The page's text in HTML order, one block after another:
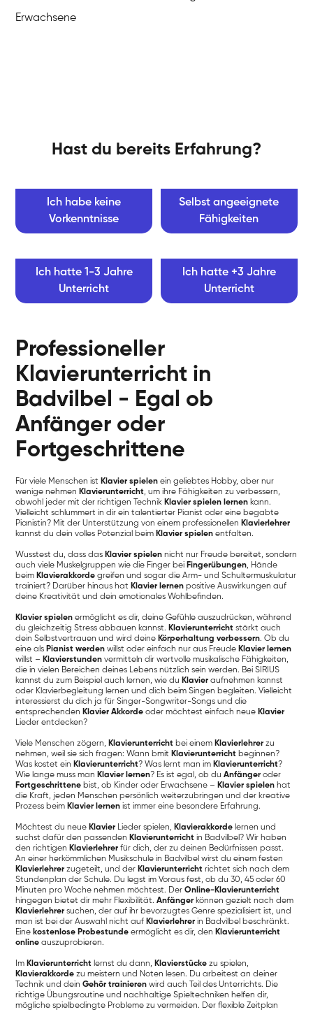
Erwachsene
Hast du bereits Erfahrung?
Ich habe keine
Vorkenntnisse
Selbst angeeignete
Fähigkeiten
Ich hatte 1-3 Jahre
Unterricht
Ich hatte +3 Jahre
Unterricht
Professioneller
Klavierunterricht in
Badvilbel - Egal ob
Anfänger oder
Fortgeschrittene
Für viele Menschen ist Klavier spielen ein geliebtes Hobby, aber nur
wenige nehmen Klavierunterricht, um ihre Fähigkeiten zu verbessern,
obwohl jeder mit der richtigen Technik Klavier spielen lernen kann.
Vielleicht schlummert in dir ein talentierter Pianist oder eine begabte
Pianistin? Mit der Unterstützung von einem professionellen Klavierlehrer
kannst du dein volles Potenzial beim Klavier spielen entfalten.
Wusstest du, dass das Klavier spielen nicht nur Freude bereitet, sondern
auch viele Muskelgruppen wie die Finger bei Fingerübungen, Hände
beim Klavierakkorde greifen und sogar die Arm- und Schultermuskulatur
trainiert? Darüber hinaus hat Klavier lernen positive Auswirkungen auf
deine Kreativität und dein emotionales Wohlbefinden.
Klavier spielen ermöglicht es dir, deine Gefühle auszudrücken, während
du gleichzeitig Stress abbauen kannst. Klavierunterricht stärkt auch
dein Selbstvertrauen und wird deine Körperhaltung verbessern. Ob du
eine als Pianist werden willst oder einfach nur aus Freude Klavier lernen
willst – Klavierstunden vermitteln dir wertvolle musikalische Fähigkeiten,
die in vielen Bereichen deines Lebens nützlich sein werden. Bei SIRIUS
kannst du zum Beispiel auch lernen, wie du Klavier aufnehmen kannst
oder Klavierbegleitung lernen und dich beim Singen begleiten. Vielleicht
interessierst du dich ja für Singer-Songwriter-Songs und die
entsprechenden Klavier Akkorde oder möchtest einfach neue Klavier
Lieder entdecken?
Viele Menschen zögern, Klavierunterricht bei einem Klavierlehrer zu
nehmen, weil sie sich fragen: Wann bmit Klavierunterricht beginnen?
Was kostet ein Klavierunterricht? Was lernt man im Klavierunterricht?
Wie lange muss man Klavier lernen? Es ist egal, ob duAnfänger oder
Fortgeschrittene bist, ob Kinder oder Erwachsene – Klavier spielen hat
die Kraft, jeden Menschen persönlich weiterzubringen und der kreative
Prozess beim Klavier lernen ist immer eine besondere Erfahrung.
Möchtest du neue Klavier Lieder spielen, Klavierakkorde lernen und
suchst dafür den passenden Klavierunterricht in Badvilbel? Wir haben
den richtigen Klavierlehrer für dich, der zu deinen Bedürfnissen passt.
An einer herkömmlichen Musikschule in Badvilbel wirst du einem festen
Klavierlehrer zugeteilt, und der Klavierunterricht richtet sich nach dem
Stundenplan der Schule. Du legst im Voraus fest, ob du 30, 45 oder 60
Minuten pro Woche nehmen möchtest. DerOnline-Klavierunterricht
hingegen bietet dir mehr Flexibilität.Anfänger können gezielt nach dem
Klavierlehrer suchen, der auf ihr bevorzugtes Genre spezialisiert ist, und
man ist bei der Auswahl nicht auf Klavierlehrer in Badvilbel beschränkt.
Eine kostenlose Probestunde ermöglicht es dir, den Klavierunterricht
online auszuprobieren.
Im Klavierunterricht lernst du dann, Klavierstücke zu spielen,
Klavierakkorde zu meistern und Noten lesen. Du arbeitest an deiner
Technik und deinGehör trainieren wird auch Teil des Unterrichts. Die
richtige Übungsroutine und nachhaltige Spieltechniken helfen dir,
mögliche spielbedingte Probleme zu vermeiden. Der flexible Zeitplan